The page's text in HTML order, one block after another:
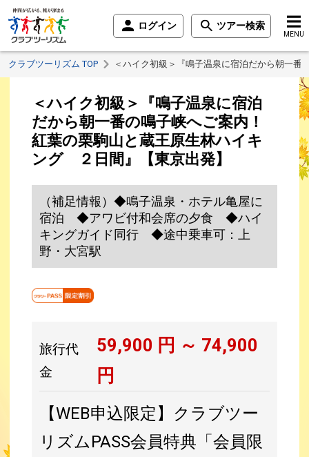
ログイン ツアー検索
MENU
クラブツーリズム TOP ＜ハイク初級＞『鳴子温泉に宿泊だから朝一
＜ハイク初級＞『鳴子温泉に宿泊
だから朝一番の鳴子峡へご案内！
紅葉の栗駒山と蔵王原生林ハイキ
ング ２日間』【東京出発】
（補足情報）◆鳴子温泉・ホテル亀屋に
宿泊 ◆アワビ付和会席の夕食 ◆ハイ
キングガイド同行 ◆途中乗車可：上
野・大宮駅
旅行代
金
59,900 円 ～ 74,900
円
【WEB申込限定】クラブツー
リズムPASS会員特典「会員限